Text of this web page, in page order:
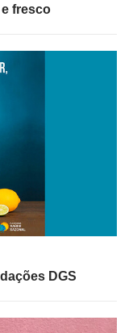
fresco
DGS